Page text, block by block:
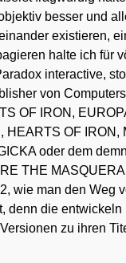
bes­ser und
exis­tie­ren,
hal­te ich für
inter­ac­ti­ve,
von
OF IRON,
HEARTS OF IRON,
oder dem
THE
wie man den Weg
denn die
zu ihren